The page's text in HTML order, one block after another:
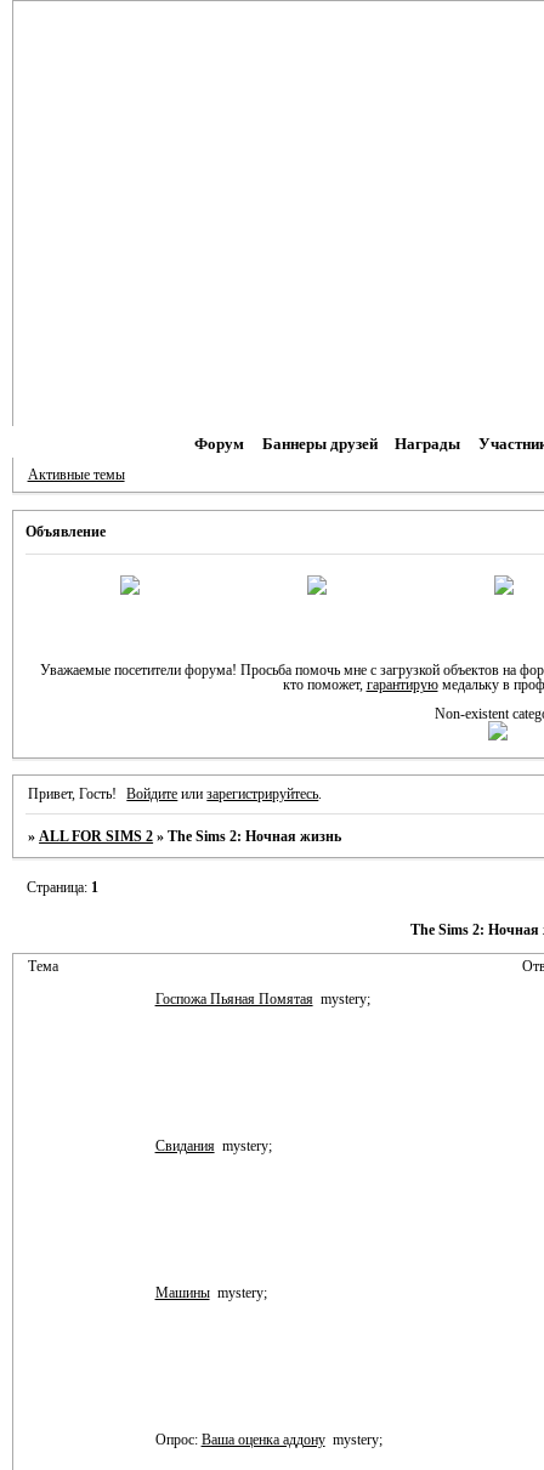
Форум Баннеры друзей Награды
Активные темы
Объявление
Уважаемые посетители форума! Просьба помочь мне с загрузкой объектов на
кто поможет, гарантируюмедальку в
Non-existent
Привет, Гость! Войдите илизарегистрируйтесь
» ALL FOR SIMS 2 »The Sims 2: Ночная жизнь
The Sims 2: Ночная
Страница: 1
Тема
Госпожа Пьяная Помятая mystery;
Свидания mystery;
Машины mystery;
Опрос: Ваша оценка аддону mystery;